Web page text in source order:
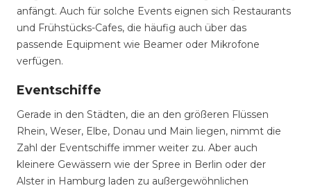
anfängt. Auch für solche Events eignen sich Restaurants
und Frühstücks-Cafes, die häufig auch über das
passende Equipment wie Beamer oder Mikrofone
verfügen.
Eventschiffe
Gerade in den Städten, die an den größeren Flüssen
Rhein, Weser, Elbe, Donau und Main liegen, nimmt die
Zahl der Eventschiffe immer weiter zu. Aber auch
kleinere Gewässern wie der Spree in Berlin oder der
Alster in Hamburg laden zu außergewöhnlichen